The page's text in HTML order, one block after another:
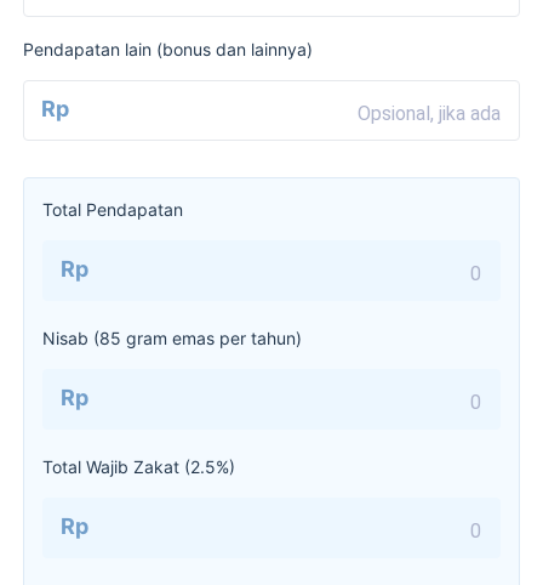
Pendapatan lain (bonus dan lainnya)
Rp
Total Pendapatan
Rp
Nisab (85 gram emas pertahun)
Rp
Total Wajib Zakat (2.5%)
Rp